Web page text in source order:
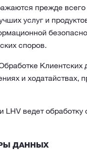
прежде
услуг и
споров.
и ходатайствах,
LHV ведет
ДАННЫХ